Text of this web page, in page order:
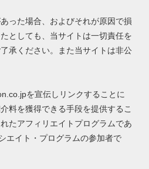
った場合、およびそれが原因で損
としても、当サイトは一切責任を
承ください。また当サイトは非公
を宣伝しリンクすることに
料を獲得できる手段を提供するこ
たアフィリエイトプログラムであ
エイト・プログラムの参加者で